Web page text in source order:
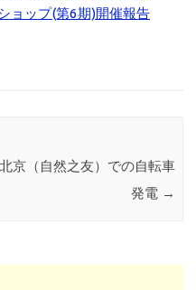
ョップ(第6期)開催報告
北京（自然之友）での自転車
発電 →